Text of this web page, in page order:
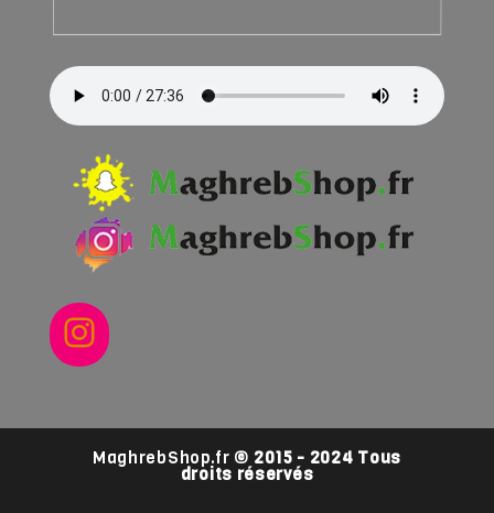
Instagram
MaghrebShop.fr © 2015 - 2024 Tous
droits réservés